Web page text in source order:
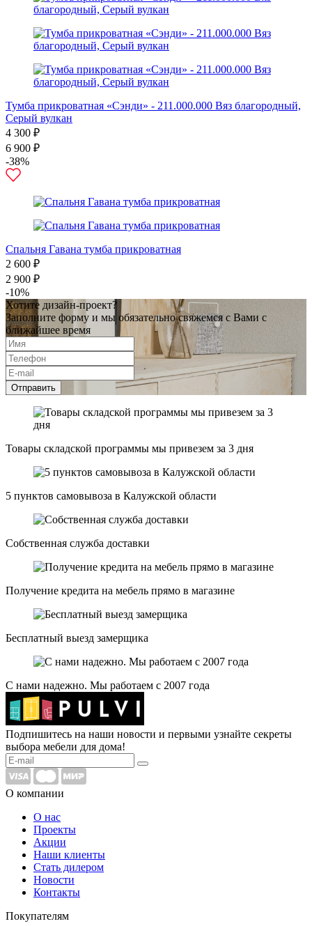
Тумба прикроватная «Сэнди» - 211.000.000 Вяз благородный,
Серый вулкан
4 300 ₽
6 900 ₽
-38%
Спальня Гавана тумба прикроватная
2 600 ₽
2 900 ₽
-10%
Хотите дизайн-проект?
Заполните форму и мы обязательно свяжемся с Вами с
ближайшее время
Отправить
Товары складской программы мы привезем за 3 дня
5 пунктов самовывоза в Калужской области
Собственная служба доставки
Получение кредита на мебель прямо в магазине
Бесплатный выезд замерщика
С нами надежно. Мы работаем с 2007 года
Подпишитесь на наши новости и первыми узнайте секреты
выбора мебели для дома!
О компании
О нас
Проекты
Акции
Наши клиенты
Стать дилером
Новости
Контакты
Покупателям